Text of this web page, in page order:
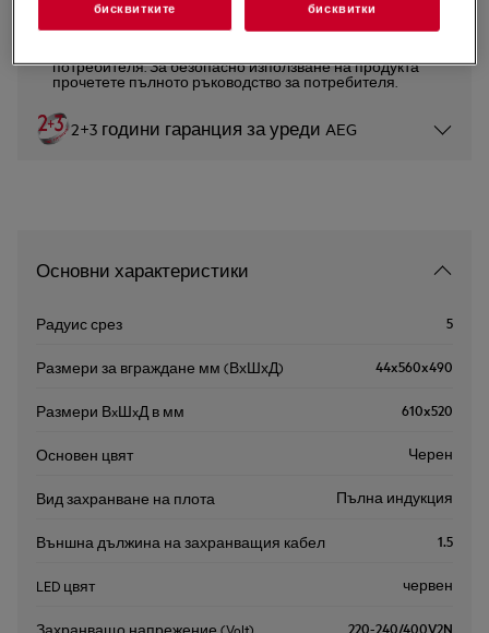
Инструкциите за безопасност и предупрежденията за
безопасност съгласно регламент на ЕС 2023/988 са
потребителя. За безопасно използване на продукта
прочетете пълното ръководство за потребителя.
2+3 години гаранция за уреди AEG
Основни характеристики
Радуис срез 5
Размери за вграждане мм (ВхШхД) 44x560x490
Размери ВxШxД в мм 610x520
Основен цвят Черен
Вид захранване на плота Пълна индукция
Външна дължина на захранващия кабел 1.5
LED цвят червен
Захранващо напрежение (Volt) 220-240/400V2N
бисквитките
бисквитки